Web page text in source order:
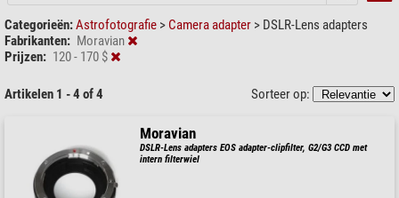
Categorieën:Astrofotografie > Camera adapter > DSLR-Lens adapters
Fabrikanten: Moravian
Prijzen: 120 - 170 $
Artikelen 1 - 4 of 4 Sorteer op:
Moravian
DSLR-Lens adapters EOS adapter-clipfilter, G2/G3 CCD met
intern filterwiel